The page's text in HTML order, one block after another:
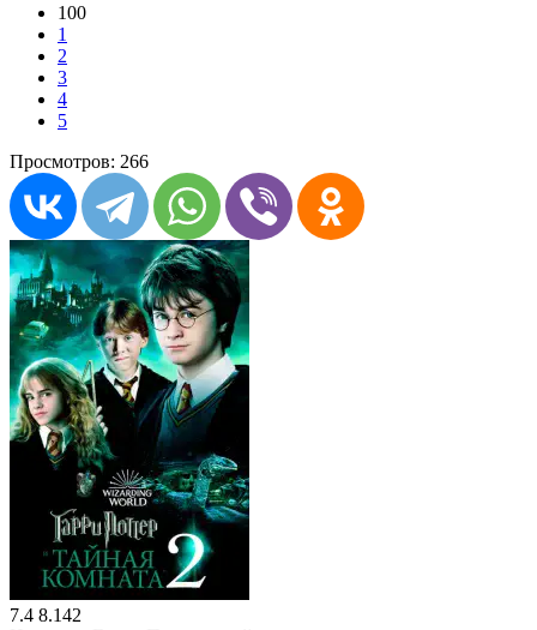
100
1
2
3
4
5
Просмотров: 266
7.4 8.142